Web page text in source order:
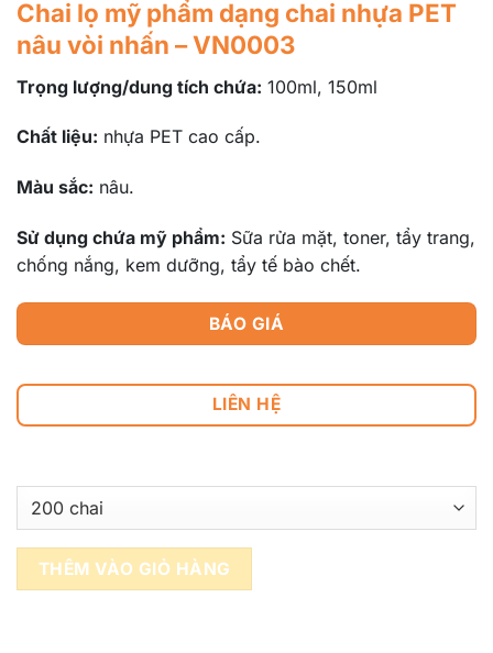
Chai lọ mỹ phẩm dạng chai nhựa PET
nâu vòi nhấn – VN0003
Trọng lượng/dung tích chứa: 100ml, 150ml
Chất liệu: nhựa PET cao cấp.
Màu sắc: nâu.
Sử dụng chứa mỹ phẩm: Sữa rửa mặt, toner, tẩy trang,
chống nắng, kem dưỡng, tẩy tế bào chết.
BÁO GIÁ
LIÊN HỆ
THÊM VÀO GIỎ HÀNG